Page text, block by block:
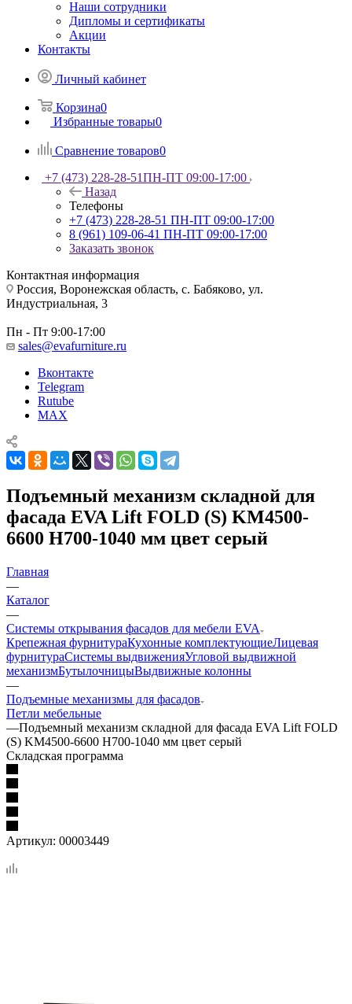
Наши сотрудники
Дипломы и сертификаты
Акции
Контакты
Личный кабинет
Корзина0
Избранные товары0
Сравнение товаров0
+7 (473) 228-28-51ПН-ПТ 09:00-17:00
Назад
Телефоны
+7 (473) 228-28-51 ПН-ПТ 09:00-17:00
8 (961) 109-06-41 ПН-ПТ 09:00-17:00
Заказать звонок
Контактная информация
Россия, Воронежская область, с. Бабяково, ул.
Индустриальная, 3
Пн - Пт 9:00-17:00
sales@evafurniture.ru
Вконтакте
Telegram
Rutube
MAX
Подъемный механизм складной для
фасада EVA Lift FOLD (S) KM4500-
6600 H700-1040 мм цвет серый
Главная
—
Каталог
—
Системы открывания фасадов для мебели EVA
Крепежная фурнитураКухонные комплектующиеЛицевая
фурнитураСистемы выдвиженияУгловой выдвижной
механизмБутылочницыВыдвижные колонны
—
Подъемные механизмы для фасадов
Петли мебельные
—Подъемный механизм складной для фасада EVA Lift FOLD
(S) KM4500-6600 H700-1040 мм цвет серый
Складская программа
Артикул: 00003449